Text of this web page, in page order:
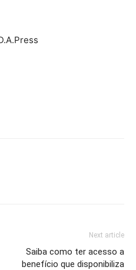
Next article
Saiba como ter acesso a
benefício que disponibiliza